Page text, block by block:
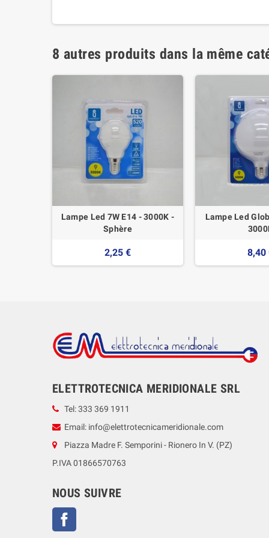
8 autres produits dans la même
Lampe Led 7W E14 - 3000K -
Sphère
2,25 €
Lampe Led
8,40
ELETTROTECNICA MERIDIONALE SRL
Tel: 333 369 1911
Email: info@elettrotecnicameridionale.com
Piazza Madre F. Semporini - Rionero In V. (PZ)
P.IVA 01866570763
NOUS SUIVRE